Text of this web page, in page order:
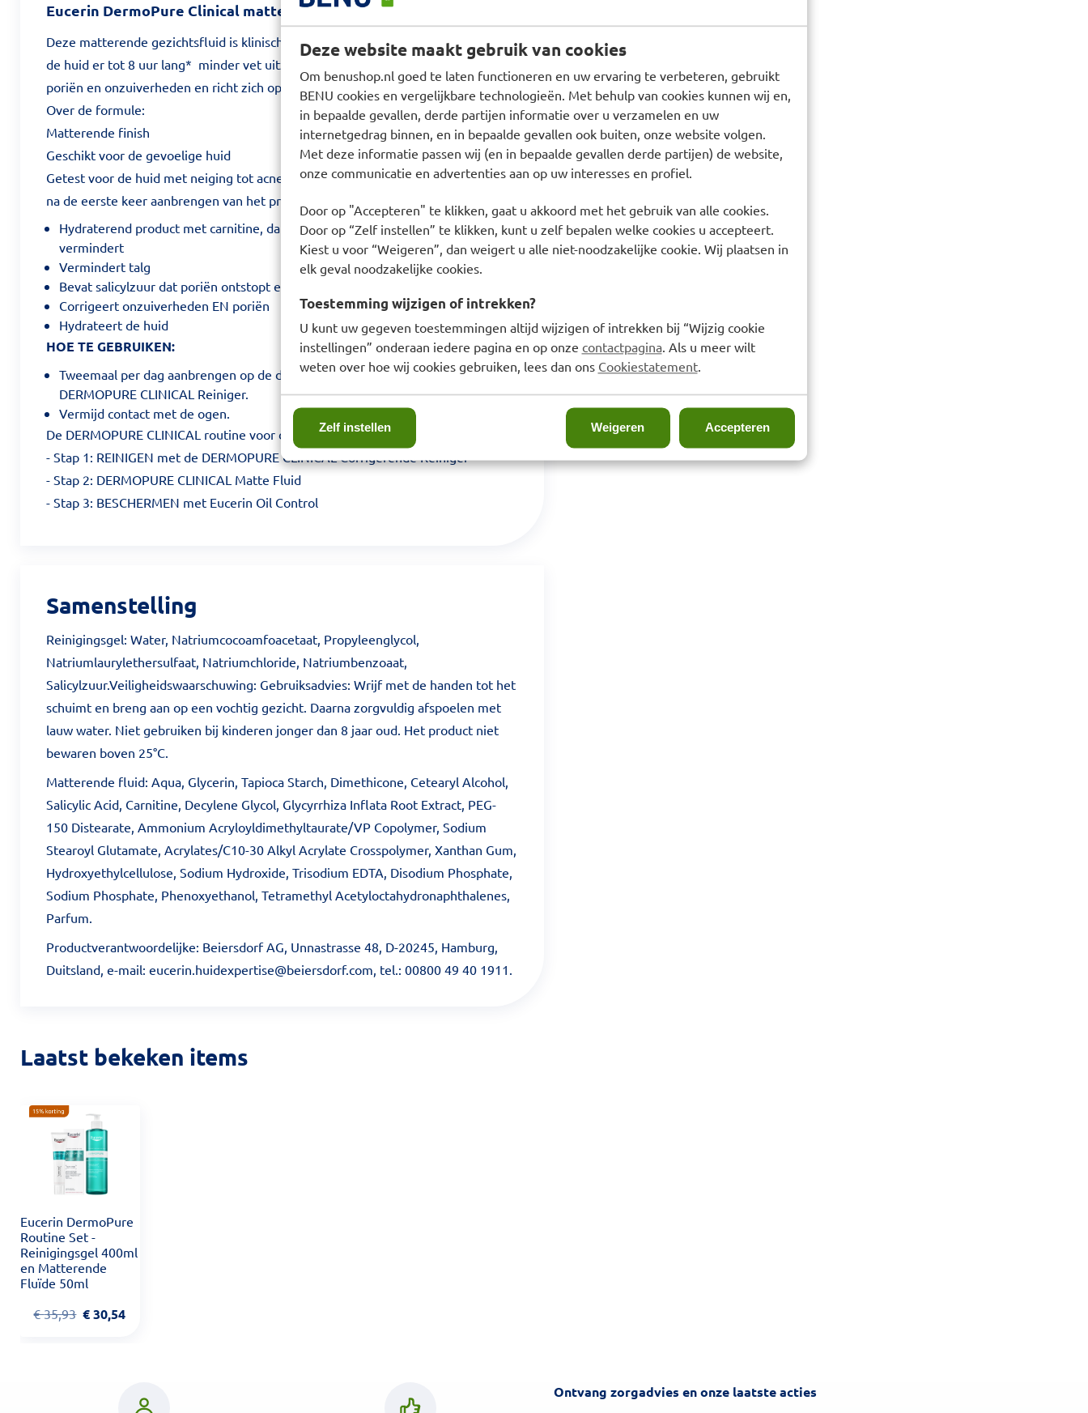
Deze website maakt gebruik van cookies
Om benushop.nl goed te laten functioneren en uw ervaring te verbeteren, gebruikt
BENU cookies en vergelijkbare technologieën. Met behulp van cookies kunnen wij en,
in bepaalde gevallen, derde partijen informatie over u verzamelen en uw
internetgedrag binnen, en in bepaalde gevallen ook buiten, onze website volgen.
Met deze informatie passen wij (en in bepaalde gevallen derde partijen) de website,
onze communicatie en advertenties aan op uw interesses en profiel.
Door op "Accepteren" te klikken, gaat u akkoord met het gebruik van alle cookies.
Door op “Zelf instellen” te klikken, kunt u zelf bepalen welke cookies u accepteert.
Kiest u voor “Weigeren”, dan weigert u alle niet-noodzakelijke cookie. Wij plaatsen in
elk geval noodzakelijke cookies.
Toestemming wijzigen of intrekken?
U kunt uw gegeven toestemmingen altijd wijzigen of intrekken bij “Wijzig cookie
instellingen” onderaan iedere pagina en op onze contactpagina. Als u meer wilt
weten over hoe wij cookies gebruiken, lees dan ons Cookiestatement.
Zelf instellen Weigeren Accepteren
Eucerin DermoPure Clinical matterende fluid
Deze matterende gezichtsfluid is klinisch en dermatologisch getest. De fluid laat
de huid er tot 8 uur lang* minder vet uitzien, vermindert de zichtbaarheid van
poriën en onzuiverheden en richt zich op het microbioom van de huid.
Over de formule:
Matterende finish
Geschikt voor de gevoelige huid
Getest voor de huid met neiging tot acne *Zelfevaluatie, 38 proefpersonen, 8 uur
na de eerste keer aanbrengen van het product"
Hydraterend product met carnitine, dat de talgproductie en glimmen
vermindert
Vermindert talg
Bevat salicylzuur dat poriën ontstopt en onzuiverheden vermindert
Corrigeert onzuiverheden EN poriën
Hydrateert de huid
HOE TE GEBRUIKEN:
Tweemaal per dag aanbrengen op de droge huid, na het gebruik van een
DERMOPURE CLINICAL Reiniger.
Vermijd contact met de ogen.
De DERMOPURE CLINICAL routine voor de huid met neiging tot acne:
- Stap 1: REINIGEN met de DERMOPURE CLINICAL Corrigerende Reiniger
- Stap 2: DERMOPURE CLINICAL Matte Fluid
- Stap 3: BESCHERMEN met Eucerin Oil Control
Samenstelling
Reinigingsgel: Water, Natriumcocoamfoacetaat, Propyleenglycol,
Natriumlaurylethersulfaat, Natriumchloride, Natriumbenzoaat,
Salicylzuur.Veiligheidswaarschuwing: Gebruiksadvies: Wrijf met de handen tot het
schuimt en breng aan op een vochtig gezicht. Daarna zorgvuldig afspoelen met
lauw water. Niet gebruiken bij kinderen jonger dan 8 jaar oud. Het product niet
bewaren boven 25°C.
Matterende fluid: Aqua, Glycerin, Tapioca Starch, Dimethicone, Cetearyl Alcohol,
Salicylic Acid, Carnitine, Decylene Glycol, Glycyrrhiza Inflata Root Extract, PEG-
150 Distearate, Ammonium Acryloyldimethyltaurate/VP Copolymer, Sodium
Stearoyl Glutamate, Acrylates/C10-30 Alkyl Acrylate Crosspolymer, Xanthan Gum,
Hydroxyethylcellulose, Sodium Hydroxide, Trisodium EDTA, Disodium Phosphate,
Sodium Phosphate, Phenoxyethanol, Tetramethyl Acetyloctahydronaphthalenes,
Parfum.
Productverantwoordelijke: Beiersdorf AG, Unnastrasse 48, D-20245, Hamburg,
Duitsland, e-mail: eucerin.huidexpertise@beiersdorf.com, tel.: 00800 49 40 1911.
Laatst bekeken items
Eucerin DermoPure
Routine Set -
Reinigingsgel 400ml
en Matterende
Fluïde 50ml
€35,93 €30,54
Ontvang zorgadvies en onze laatste actiesInschrijven